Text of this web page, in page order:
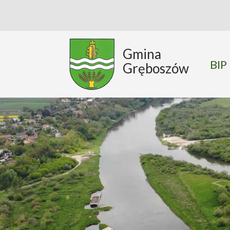
Gmina
Gręboszów
BIP